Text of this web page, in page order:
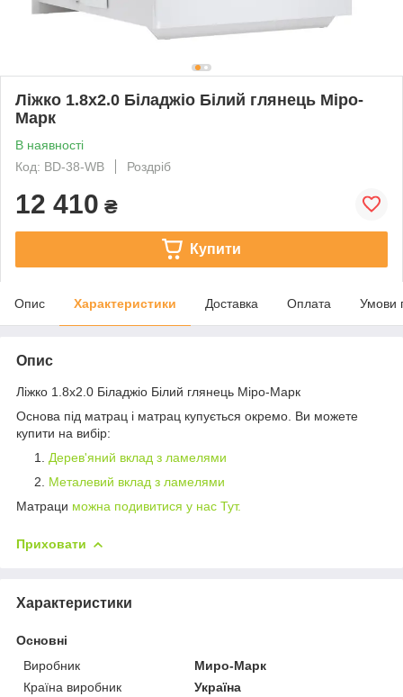
Ліжко 1.8х2.0 Біладжіо Білий глянець Міро-
Марк
В наявності
Код: BD-38-WB
Роздріб
12 410 ₴
Купити
Опис Характеристики Доставка Оплата Умови
Опис
Ліжко 1.8х2.0 Біладжіо Білий глянець Міро-Марк
Основа під матрац і матрац купується окремо. Ви можете
купити на вибір:
Дерев'яний вклад з ламелями
Металевий вклад з ламелями
Матраци можна подивитися у нас Тут.
Приховати
Характеристики
Основні
Виробник
Миро-Марк
Країна виробник
Україна